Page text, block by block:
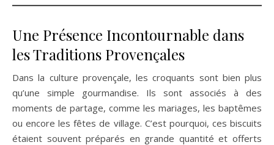
Une Présence Incontournable dans
les Traditions Provençales
Dans la culture provençale, les croquants sont bien plus
qu’une simple gourmandise. Ils sont associés à des
moments de partage, comme les mariages, les baptêmes
ou encore les fêtes de village. C’est pourquoi, ces biscuits
étaient souvent préparés en grande quantité et offerts